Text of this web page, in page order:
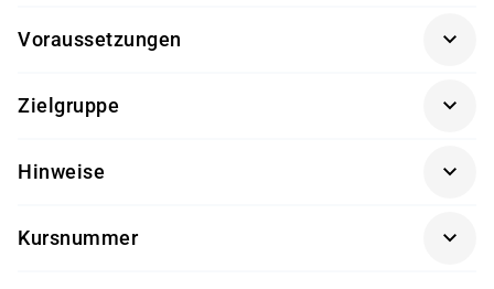
Voraussetzungen
(AC040K-AGM)
Zielgruppe
und Führungskräfte im Bereich Controlling sowie an
Hinweise
Kursnummer